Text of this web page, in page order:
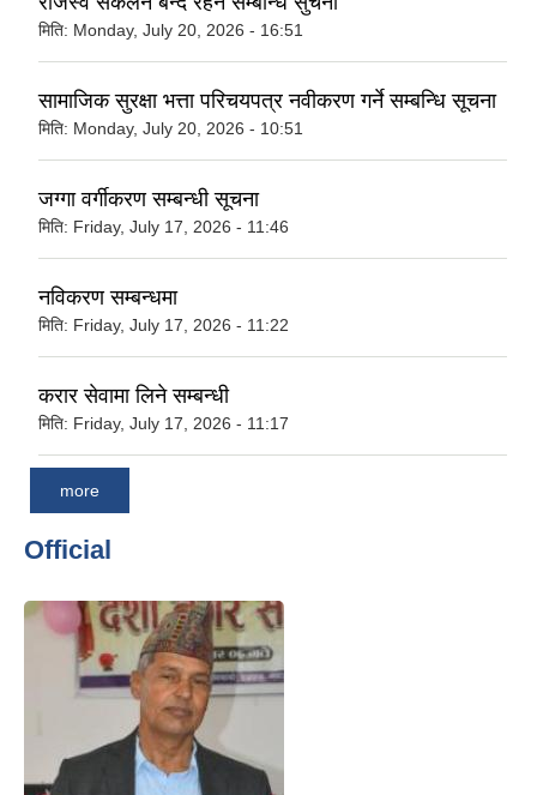
मिति: Monday, July 20, 2026 - 16:51
सामाजिक सुरक्षा भत्ता परिचयपत्र नवीकरण गर्ने सम्बन्धि सूचना
मिति: Monday, July 20, 2026 - 10:51
जग्गा वर्गीकरण सम्बन्धी सूचना
मिति: Friday, July 17, 2026 - 11:46
नविकरण सम्बन्धमा
मिति: Friday, July 17, 2026 - 11:22
करार सेवामा लिने सम्बन्धी
मिति: Friday, July 17, 2026 - 11:17
more
Official